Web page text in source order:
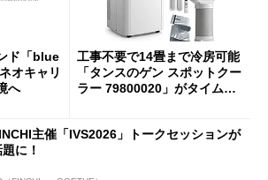
ド「blue
オキャリ
へ
工事不要で14畳まで冷房可能
「タンスのゲン スポットクー
ラー 79800020」がタイムセ
主催「IVS2026」トークセッションが
に！